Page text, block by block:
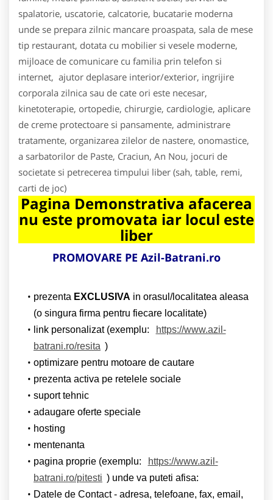
spalatorie, uscatorie, calcatorie, bucatarie moderna
unde se prepara zilnic mancare proaspata, sala de mese
tip restaurant, dotata cu mobilier si vesele moderne,
mijloace de comunicare cu familia prin telefon si
internet, ajutor deplasare interior/exterior, ingrijire
corporala zilnica sau de cate ori este necesar,
kinetoterapie, ortopedie, chirurgie, cardiologie, aplicare
de creme protectoare si pansamente, administrare
tratamente, organizarea zilelor de nastere, onomastice,
a sarbatorilor de Paste, Craciun, An Nou, jocuri de
societate si petrecerea timpului liber (sah, table, remi,
carti de joc)
Pagina Demonstrativa afacerea
nu este promovata iar locul este
liber
PROMOVARE PE Azil-Batrani.ro
prezenta EXCLUSIVA in orasul/localitatea aleasa
(o singura firma pentru fiecare localitate)
link personalizat (exemplu:
https://www.azil-
batrani.ro/resita )
optimizare pentru motoare de cautare
prezenta activa pe retelele sociale
suport tehnic
adaugare oferte speciale
hosting
mentenanta
pagina proprie (exemplu:
https://www.azil-
batrani.ro/pitesti ) unde va puteti afisa:
Datele de Contact - adresa, telefoane, fax, email,